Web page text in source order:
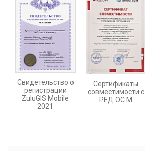
Свидетельство о
регистрации
ZuluGIS Mobile
2021
Сертификаты
совместимости c
РЕД ОС М